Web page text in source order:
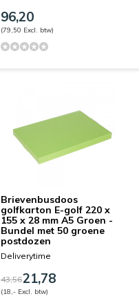
96,20
(79,50 Excl. btw)
Brievenbusdoos
golfkarton E-golf 220 x
155 x 28 mm A5 Groen -
Bundel met 50 groene
postdozen
Deliverytime
43,5621,78
(18,- Excl. btw)